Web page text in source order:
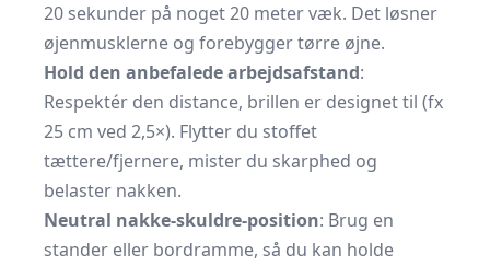
20 sekunder på noget 20 meter væk. Det løsner
øjenmusklerne og forebygger tørre øjne.
Hold den anbefalede arbejdsafstand:
Respektér den distance, brillen er designet til (fx
25 cm ved 2,5×). Flytter du stoffet
tættere/fjernere, mister du skarphed og
belaster nakken.
Neutral nakke-skuldre-position: Brug en
stander eller bordramme, så du kan holde